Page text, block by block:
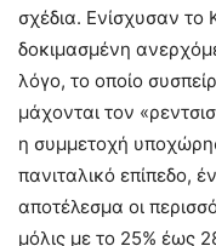
σχέδια. Ενίσχυσαν
δοκιμασμένη
λόγο, το οποίο
μάχονται τον
η συμμετοχή
πανιταλικό επίπεδο,
αποτέλεσμα οι
μόλις με το 25% έως